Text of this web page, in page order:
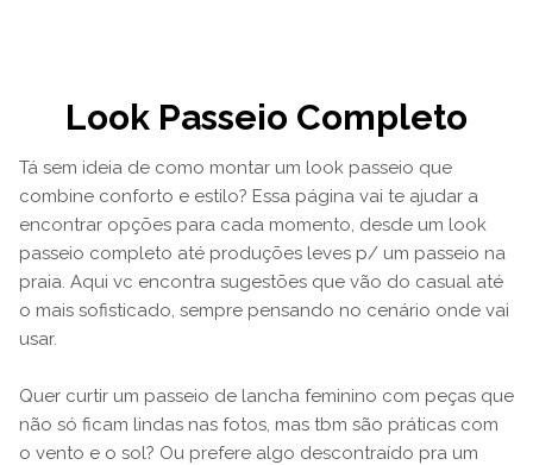
Look Passeio Completo
Tá sem ideia de como montar um look passeio que
combine conforto e estilo? Essa página vai te ajudar a
encontrar opções para cada momento, desde um look
passeio completo até produções leves p/ um passeio na
praia. Aqui vc encontra sugestões que vão do casual até
o mais sofisticado, sempre pensando no cenário onde vai
usar.
Quer curtir um passeio de lancha feminino com peças que
não só ficam lindas nas fotos, mas tbm são práticas com
o vento e o sol? Ou prefere algo descontraído pra um